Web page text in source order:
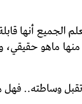
أنها قابلة
ماهو
تقبل وساطته..